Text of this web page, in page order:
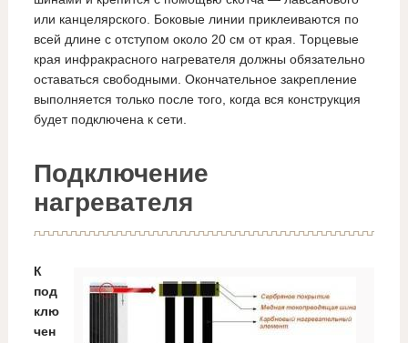
или канцелярского. Боковые линии приклеиваются по
всей длине с отступом около 20 см от края. Торцевые
края инфракрасного нагревателя должны обязательно
оставаться свободными. Окончательное закрепление
выполняется только после того, когда вся конструкция
будет подключена к сети.
Подключение
нагревателя
К
под
клю
чен